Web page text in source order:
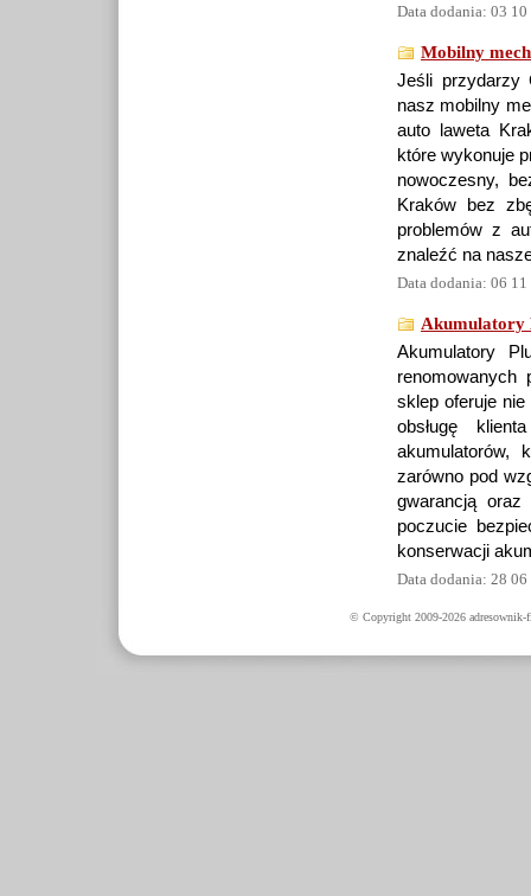
Data dodania: 03
Mobilny
Jeśli przydarzy
nasz mobilny
auto laweta
które wykonuje
nowoczesny,
Kraków bez
problemów z
znaleźć na
Data dodania: 06
Akumulatory
Akumulatory
renomowanych
sklep oferuje
obsługę
akumulatorów,
zarówno pod
gwarancją
poczucie
konserwacji
Data dodania: 28
© Copyright 2009-2026